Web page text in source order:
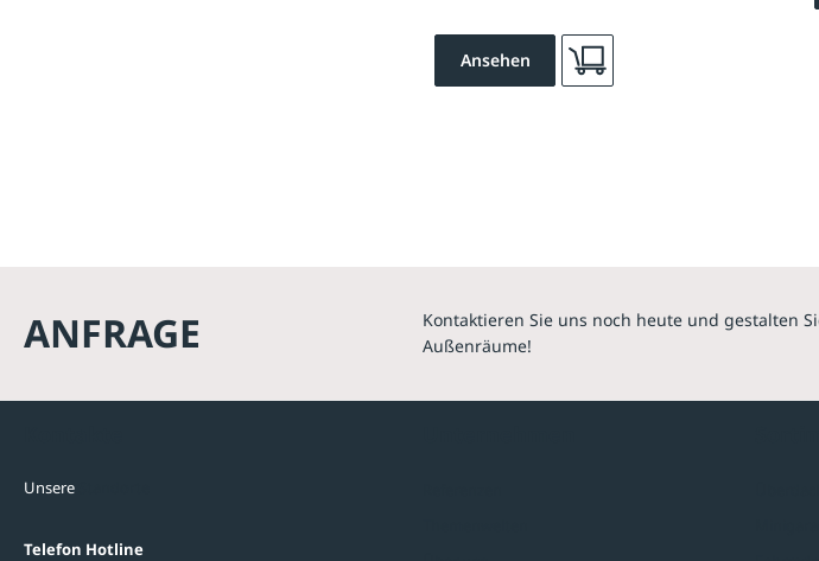
Ansehen
ANFRAGE
Kontaktieren Sie uns noch heute und gestalten
Außenräume!
Unsere
Telefon Hotline